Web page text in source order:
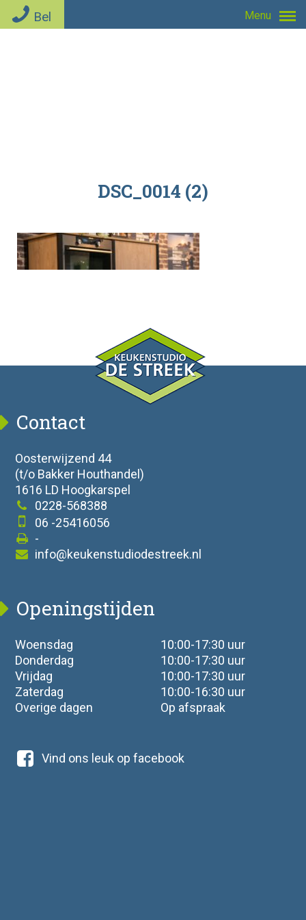
Bel Menu
DSC_0014 (2)
Contact
Oosterwijzend 44
(t/o Bakker Houthandel)
1616 LD Hoogkarspel
0228-568388
06 -25416056
-
info@keukenstudiodestreek.nl
Openingstijden
Woensdag
10:00-17:30 uur
Donderdag
10:00-17:30 uur
Vrijdag
10:00-17:30 uur
Zaterdag
10:00-16:30 uur
Overige dagen
Op afspraak
Vind ons leuk op facebook